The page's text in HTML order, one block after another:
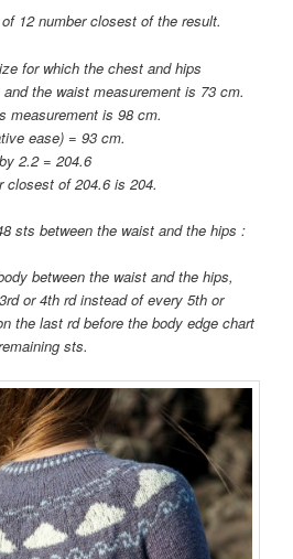
12 number closest of the result.
for which the chest and hips
the waist measurement is 73 cm.
measurement is 98 cm.
ease) = 93 cm.
2.2 = 204.6
closest of 204.6 is 204.
sts between the waist and the hips :
between the waist and the hips,
or 4th rd instead of every 5th or
the last rd before the body edge chart
sts.